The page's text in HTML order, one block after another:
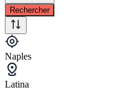
Rechercher
Naples
Latina